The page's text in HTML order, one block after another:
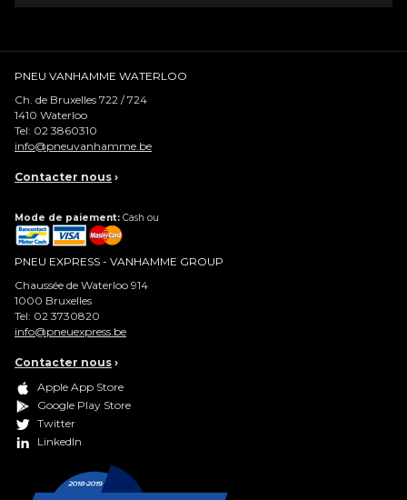
PNEU VANHAMME WATERLOO
Ch. de Bruxelles 722 / 724
1410 Waterloo
Tel: 02 3860310
info@pneuvanhamme.be
Contacter nous ›
Mode de paiement: Cash ou
PNEU EXPRESS - VANHAMME GROUP
Chaussée de Waterloo 914
1000 Bruxelles
Tel: 02 3730820
info@pneuexpress.be
Contacter nous ›
Apple App Store
Google Play Store
Twitter
LinkedIn